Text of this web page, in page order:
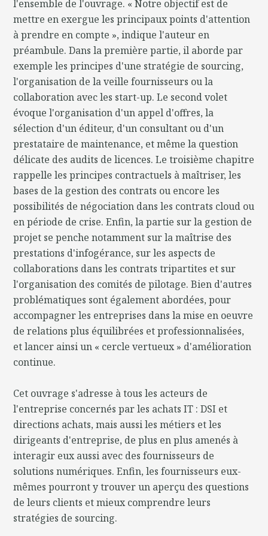
l'ensemble de l'ouvrage. « Notre objectif est de
mettre en exergue les principaux points d'attention
à prendre en compte », indique l'auteur en
préambule. Dans la première partie, il aborde par
exemple les principes d'une stratégie de sourcing,
l'organisation de la veille fournisseurs ou la
collaboration avec les start-up. Le second volet
évoque l'organisation d'un appel d'offres, la
sélection d'un éditeur, d'un consultant ou d'un
prestataire de maintenance, et même la question
délicate des audits de licences. Le troisième chapitre
rappelle les principes contractuels à maîtriser, les
bases de la gestion des contrats ou encore les
possibilités de négociation dans les contrats cloud ou
en période de crise. Enfin, la partie sur la gestion de
projet se penche notamment sur la maîtrise des
prestations d'infogérance, sur les aspects de
collaborations dans les contrats tripartites et sur
l'organisation des comités de pilotage. Bien d'autres
problématiques sont également abordées, pour
accompagner les entreprises dans la mise en oeuvre
de relations plus équilibrées et professionnalisées,
et lancer ainsi un « cercle vertueux » d'amélioration
continue.
Cet ouvrage s'adresse à tous les acteurs de
l'entreprise concernés par les achats IT : DSI et
directions achats, mais aussi les métiers et les
dirigeants d'entreprise, de plus en plus amenés à
interagir eux aussi avec des fournisseurs de
solutions numériques. Enfin, les fournisseurs eux-
mêmes pourront y trouver un aperçu des questions
de leurs clients et mieux comprendre leurs
stratégies de sourcing.